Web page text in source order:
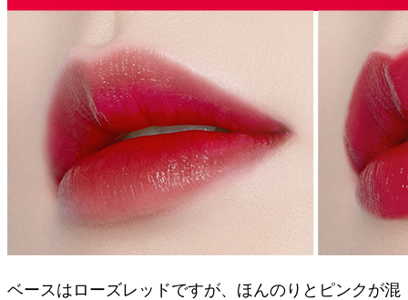
ベースはローズレッドですが、ほんのりとピンクが混